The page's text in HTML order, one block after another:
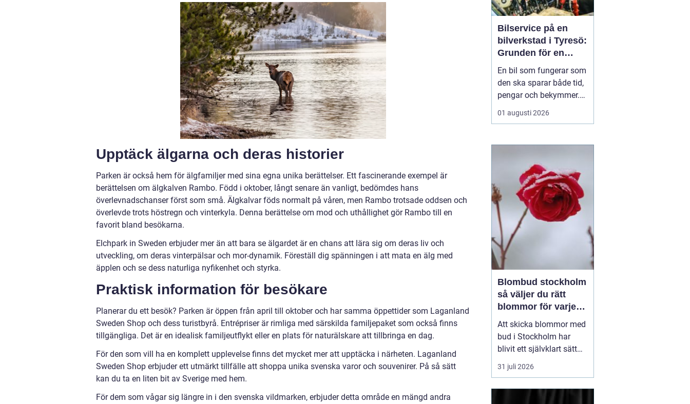
Upptäck älgarna och deras historier
Parken är också hem för älgfamiljer med sina egna unika berättelser. Ett fascinerande exempel är
berättelsen om älgkalven Rambo. Född i oktober, långt senare än vanligt, bedömdes hans
överlevnadschanser först som små. Älgkalvar föds normalt på våren, men Rambo trotsade oddsen och
överlevde trots höstregn och vinterkyla. Denna berättelse om mod och uthållighet gör Rambo till en
favorit bland besökarna.
Elchpark in Sweden erbjuder mer än att bara se älgardet är en chans att lära sig om deras liv och
utveckling, om deras vinterpälsar och mor-dynamik. Föreställ dig spänningen i att mata en älg med
äpplen och se dess naturliga nyfikenhet och styrka.
Praktisk information för besökare
Planerar du ett besök? Parken är öppen från april till oktober och har samma öppettider som Laganland
Sweden Shop och dess turistbyrå. Entrépriser är rimliga med särskilda familjepaket som också finns
tillgängliga. Det är en idealisk familjeutflykt eller en plats för naturälskare att tillbringa en dag.
För den som vill ha en komplett upplevelse finns det mycket mer att upptäcka i närheten. Laganland
Sweden Shop erbjuder ett utmärkt tillfälle att shoppa unika svenska varor och souvenirer. På så sätt
kan du ta en liten bit av Sverige med hem.
För dem som vågar sig längre in i den svenska vildmarken, erbjuder detta område en mängd andra
Bilservice på en
bilverkstad i Tyresö:
Grunden för en
trygg och hållbar
bilvardag
En bil som fungerar som
den ska sparar både tid,
pengar och bekymmer.
För många förare blir
servicefrågan ändå
tills en varningslampa
känns fel. Ge...
01 augusti 2026
Blombud stockholm
så väljer du rätt
blommor för varje
tillfälle
Att skicka blommor med
bud i Stockholm har
blivit ett självklart sätt
att visa omtanke, fira
stora händelser eller
svårt att formulera i ord.
31 juli 2026